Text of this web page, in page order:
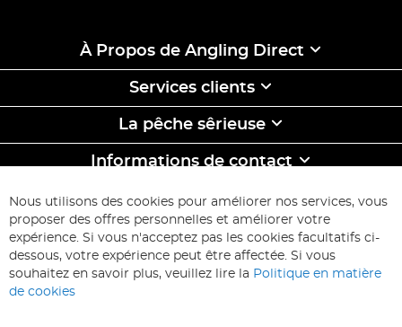
À Propos de Angling Direct
Services clients
La pêche sêrieuse
Informations de contact
ABONNEZ-VOUS & ECONOMISEZ
Inscription
à
d’information
:
Inscription
Nous utilisons des cookies pour améliorer nos services, vous
proposer des offres personnelles et améliorer votre
expérience. Si vous n'acceptez pas les cookies facultatifs ci-
dessous, votre expérience peut être affectée. Si vous
souhaitez en savoir plus, veuillez lire la Politique en matière
de cookies